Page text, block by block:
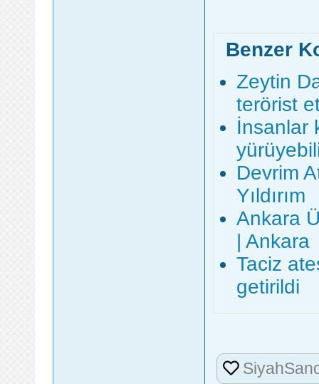
Benzer
Zeytin
terörist
İnsanlar
Devrim
Yıldırım
Ankara
| Ankara
Taciz
getirildi